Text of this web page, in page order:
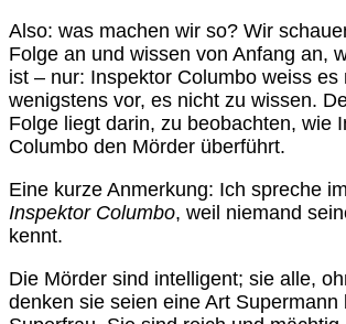
Also: was machen wir so? Wir
Folge an und wissen von Anfang an,
ist – nur: Inspektor Columbo weiss es
wenigstens vor, es nicht zu wissen.
Folge liegt darin, zu beobachten, wie
Columbo den Mörder überführt.
Eine kurze Anmerkung: Ich spreche
Inspektor Columbo, weil niemand
kennt.
Die Mörder sind intelligent; sie alle,
denken sie seien eine Art Supermann